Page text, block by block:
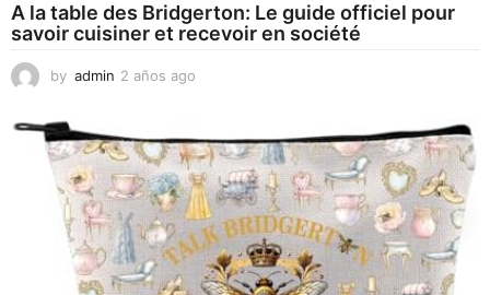
A la table des Bridgerton: Le guide officiel pour
savoir cuisiner et recevoir en société
by admin 2 años ago
o
s
a
g
o